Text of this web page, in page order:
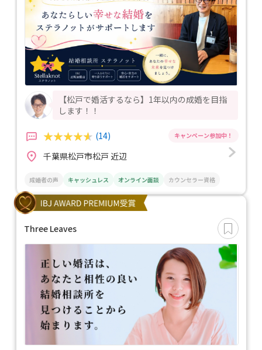
【松戸で婚活するなら】1年以内の成婚を目指
します！！
(14)
千葉県松戸市松戸 近辺
成婚者の声 キャッシュレス オンライン面談 カウンセラー資格
Three Leaves